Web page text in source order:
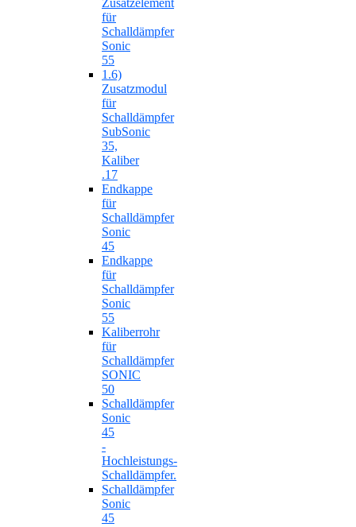
Zusatzelement
für
Schalldämpfer
Sonic
55
1.6)
Zusatzmodul
für
Schalldämpfer
SubSonic
35,
Kaliber
.17
Endkappe
für
Schalldämpfer
Sonic
45
Endkappe
für
Schalldämpfer
Sonic
55
Kaliberrohr
für
Schalldämpfer
SONIC
50
Schalldämpfer
Sonic
45
-
Hochleistungs-
Schalldämpfer.
Schalldämpfer
Sonic
45